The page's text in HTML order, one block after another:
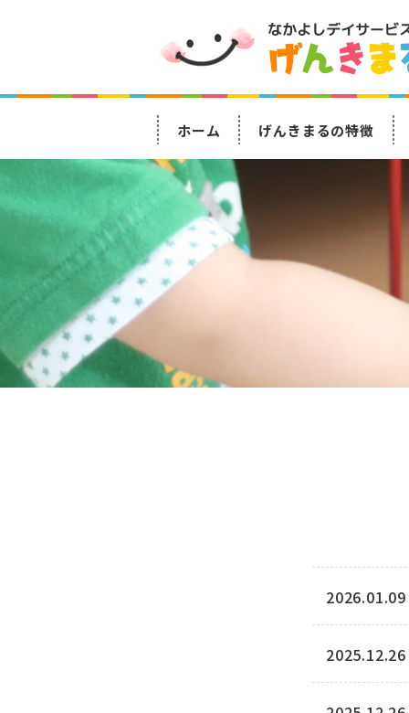
ホーム げんきまるの特徴
2026.01.09
2025.12.26